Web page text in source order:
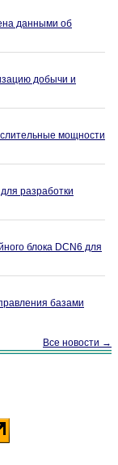
данными об
добычи и
мощности
разработки
блока DCN6 для
базами
Все новости →